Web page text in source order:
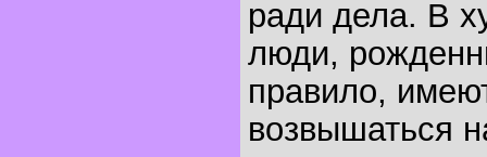
ради дела. В
люди,
правило,
возвышаться